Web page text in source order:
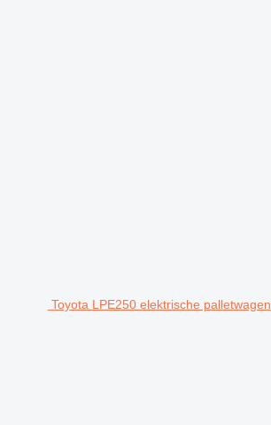
Toyota LPE250 elektrische palletwagen